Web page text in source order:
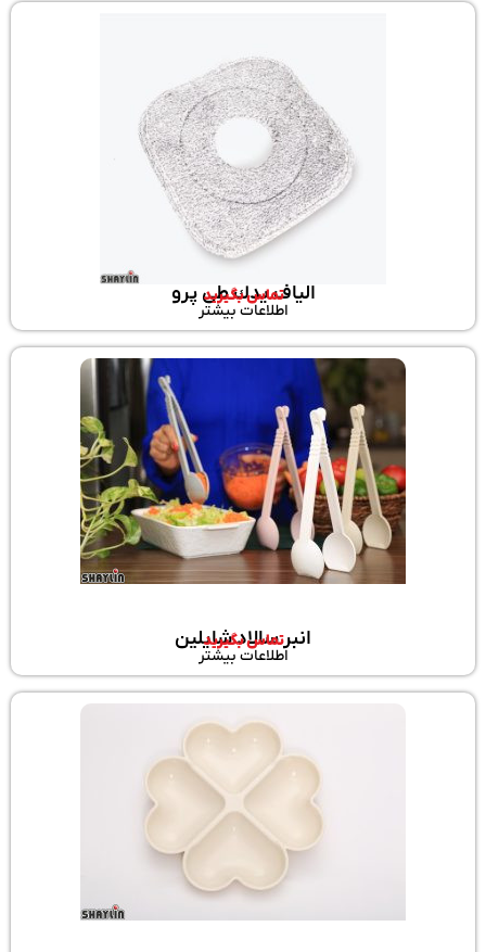
الیاف یدك طی پرو
تماس بگیرید
اطلاعات بیشتر
انبر سالاد شایلین
تماس بگیرید
اطلاعات بیشتر